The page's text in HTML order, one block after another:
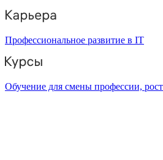
Профессиональное развитие в IT
Обучение для смены профессии,